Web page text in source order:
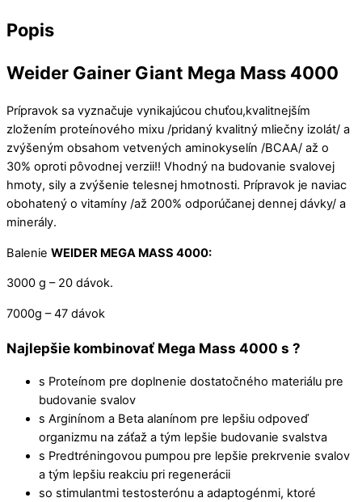
Popis
Weider Gainer Giant Mega Mass 4000
Prípravok sa vyznačuje vynikajúcou chuťou,kvalitnejším
zložením proteínového mixu /pridaný kvalitný mliečny izolát/ a
zvýšeným obsahom vetvených aminokyselín /BCAA/ až o
30% oproti pôvodnej verzii!! Vhodný na budovanie svalovej
hmoty, sily a zvýšenie telesnej hmotnosti. Prípravok je naviac
obohatený o vitamíny /až 200% odporúčanej dennej dávky/ a
minerály.
Balenie WEIDER MEGA MASS 4000:
3000 g – 20 dávok.
7000g – 47 dávok
Najlepšie kombinovať Mega Mass 4000 s ?
s Proteínom pre doplnenie dostatočného materiálu pre
budovanie svalov
s Arginínom a Beta alanínom pre lepšiu odpoveď
organizmu na záťaž a tým lepšie budovanie svalstva
s Predtréningovou pumpou pre lepšie prekrvenie svalov
a tým lepšiu reakciu pri regenerácii
so stimulantmi testosterónu a adaptogénmi, ktoré